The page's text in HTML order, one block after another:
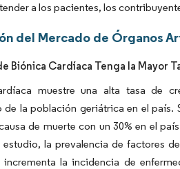
a los pacientes, los
del Mercado de Órganos
Biónica Cardíaca Tenga la Mayor
muestre una alta tasa de
la población geriátrica en el
de muerte con un 30% en el
la prevalencia de factores
la incidencia de